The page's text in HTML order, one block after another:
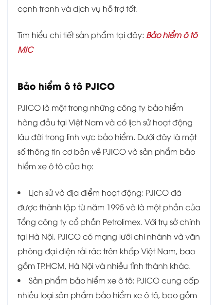
cạnh tranh và dịch vụ hỗ trợ tốt.
Tìm hiểu chi tiết sản phẩm tại đây: Bảo hiểm ô tô
MIC
Bảo hiểm ô tô PJICO
PJICO là một trong những công ty bảo hiểm
hàng đầu tại Việt Nam và có lịch sử hoạt động
lâu đời trong lĩnh vực bảo hiểm. Dưới đây là một
số thông tin cơ bản về PJICO và sản phẩm bảo
hiểm xe ô tô của họ:
Lịch sử và địa điểm hoạt động: PJICO đã
được thành lập từ năm 1995 và là một phần của
Tổng công ty cổ phần Petrolimex. Với trụ sở chính
tại Hà Nội, PJICO có mạng lưới chi nhánh và văn
phòng đại diện rải rác trên khắp Việt Nam, bao
gồm TP.HCM, Hà Nội và nhiều tỉnh thành khác.
Sản phẩm bảo hiểm xe ô tô: PJICO cung cấp
nhiều loại sản phẩm bảo hiểm xe ô tô, bao gồm